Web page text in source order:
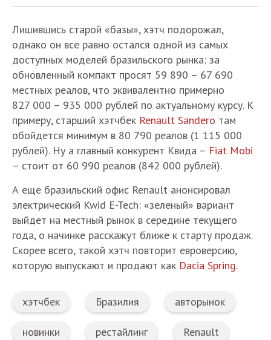
Лишившись старой «базы», хэтч подорожал,
однако он все равно остался одной из самых
доступных моделей бразильского рынка: за
обновленный компакт просят 59 890 – 67 690
местных реалов, что эквивалентно примерно
827 000 – 935 000 рублей по актуальному курсу. К
примеру, старший хэтчбек Renault Sandero там
обойдется минимум в 80 790 реалов (1 115 000
рублей). Ну а главный конкурент Квида – Fiat Mobi
– стоит от 60 990 реалов (842 000 рублей).
А еще бразильский офис Renault анонсировал
электрический Kwid E-Tech: «зеленый» вариант
выйдет на местный рынок в середине текущего
года, о начинке расскажут ближе к старту продаж.
Скорее всего, такой хэтч повторит евроверсию,
которую выпускают и продают как Dacia Spring.
хэтчбек Бразилия авторынок
новинки рестайлинг Renault